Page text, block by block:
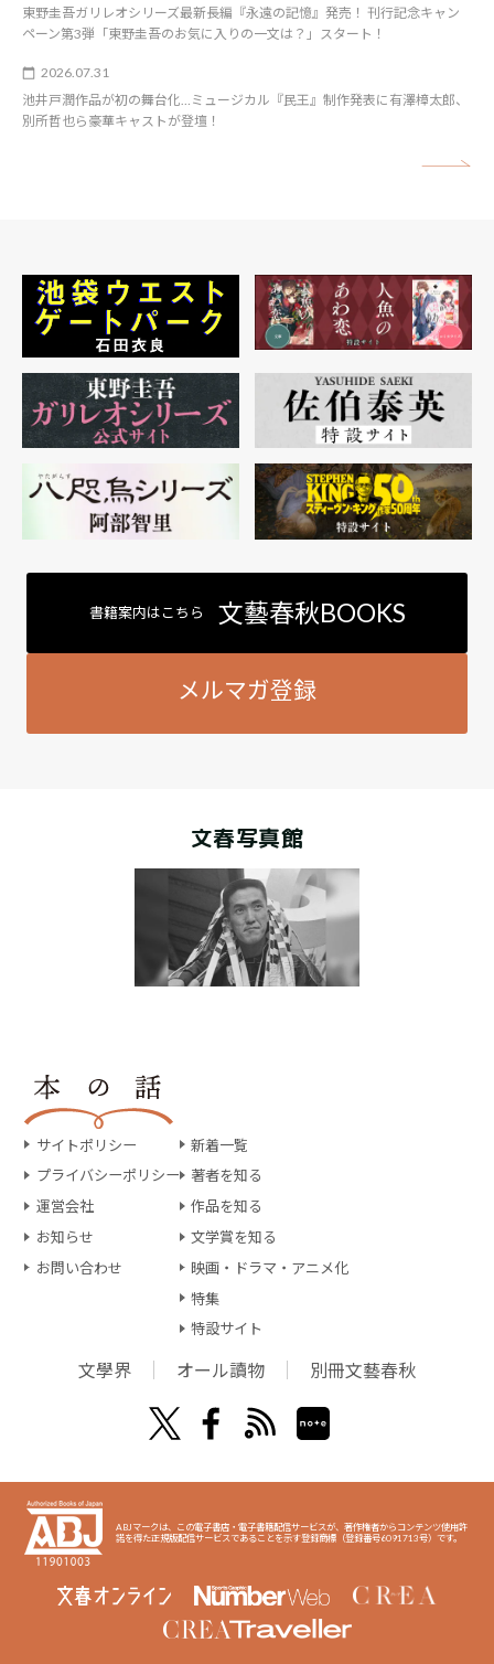
東野圭吾ガリレオシリーズ最新長編『永遠の記憶』発売！ 刊行記念キャン
ペーン第3弾「東野圭吾のお気に入りの一文は？」スタート！
2026.07.31
池井戸潤作品が初の舞台化…ミュージカル『民王』制作発表に有澤樟太郎、
別所哲也ら豪華キャストが登壇！
書籍案内はこちら 文藝春秋BOOKS
メルマガ登録
文春写真館
サイトポリシー
プライバシーポリシー
運営会社
お知らせ
お問い合わせ
新着一覧
著者を知る
作品を知る
文学賞を知る
映画・ドラマ・アニメ化
特集
特設サイト
文學界 オール讀物 別冊文藝春秋
ABJマークは、この電子書店・電子書籍配信サービスが、著作権者からコンテンツ使用許
諾を得た正規版配信サービスであることを示す登録商標（登録番号6091713号）です。